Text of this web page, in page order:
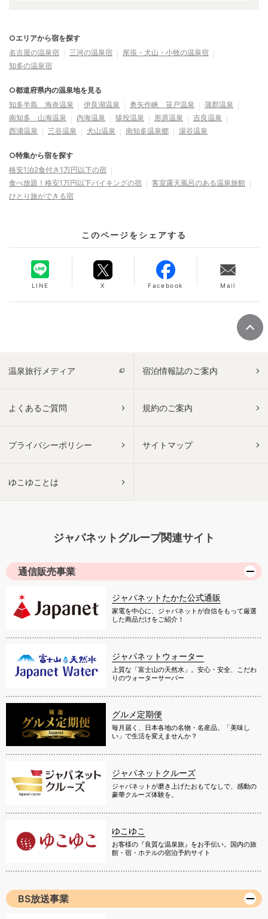
○エリアから宿を探す
名古屋の温泉宿
三河の温泉宿
尾張・犬山・小牧の温泉宿
知多の温泉宿
○都道府県内の温泉地を見る
知多半島 海炎温泉
伊良湖温泉 奥矢作峡 笹戸温泉
蒲郡温泉
南知多 山海温泉
内海温泉 猿投温泉 形原温泉
吉良温泉
西浦温泉
三谷温泉 犬山温泉 南知多温泉郷 湯谷温泉
○特集から宿を探す
格安1泊2食付き1万円以下の宿
食べ放題！格安1万円以下バイキングの宿
客室露天風呂のある温泉旅館
ひとり旅ができる宿
このページをシェアする
LINE X Facebook Mail
温泉旅行メディア 宿泊情報誌のご案内
よくあるご質問 規約のご案内
プライバシーポリシー サイトマップ
ゆこゆことは
ジャパネットグループ関連サイト
通信販売事業
ジャパネットたかた公式通販
家電を中心に、ジャパネットが自信をもって厳選
した商品だけをご紹介！
ジャパネットウォーター
上質な「富士山の天然水」。安心・安全、こだわ
りのウォーターサーバー
グルメ定期便
毎月届く、日本各地の名物・名産品。「美味し
い」で生活を変えませんか？
ジャパネットクルーズ
ジャパネットが磨き上げたおもてなしで、感動の
豪華クルーズ体験を。
ゆこゆこ
お客様の『良質な温泉旅』をお手伝い。国内の旅
館・宿・ホテルの宿泊予約サイト
BS放送事業